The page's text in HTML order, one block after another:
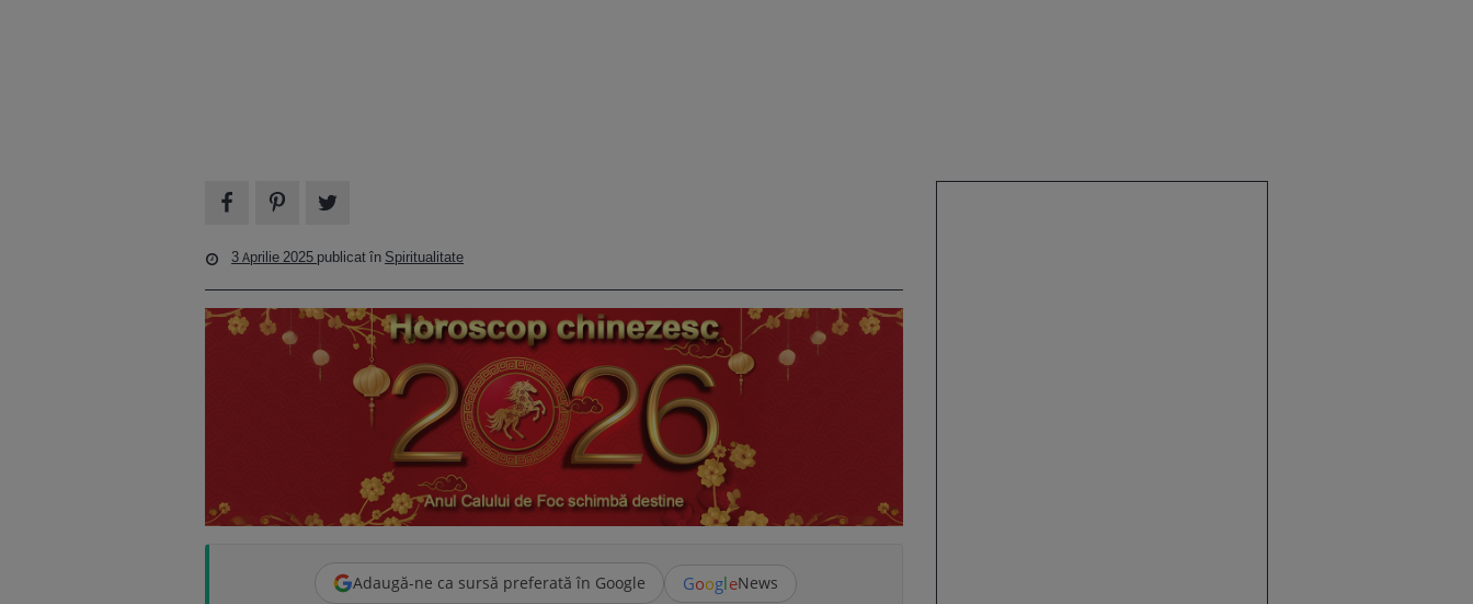
3 Aprilie 2025 publicat în Spiritualitate
Adaugă-ne ca sursă preferată în Google GoogleNews